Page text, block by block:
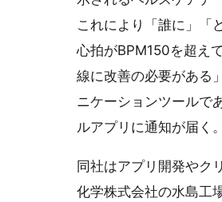
これにより「誰に」「
心拍がBPM150を超え
線に改善の必要がある
ニケーションツールで
ルアプリに通知が届く。
同社はアプリ開発やク
化学株式会社の水島工